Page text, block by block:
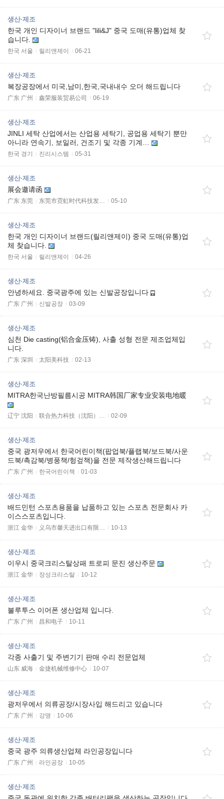
생산·제조
한국 개인 디자이너 브랜드 "lili&J" 중국 도매(유통)업체 찾
습니다.
한국 서울 릴리앤제이 06-21
생산·제조
복장공장에서 미국,남미,한국,국내내수 오더 해드립니다
广东 广州 鑫荣服装贸易公司 06-19
생산·제조
JINLI 세탁 산업에서는 산업용 세탁기, 공업용 세탁기 뿐만
아니라 연속기, 보일러, 건조기 및 각종 기계…
한국 경기 진리시스템 05-31
생산·제조
展会邀请函
广东 东莞 东莞市霓虹时代科技发… 05-10
생산·제조
한국 개인 디자이너 브랜드(릴리앤제이) 중국 도매(유통)업
체 찾습니다.
한국 서울 릴리앤제이 04-26
생산·제조
안녕하세요. 중국광주에 있는 신발공장입니다
广东 广州 신발공장 03-09
생산·제조
심천 Die casting(铝合金压铸), 사출 성형 전문 제조업체입
니다.
广东 深圳 太阳美科技 02-13
생산·제조
MITRA한국난방필름시공 MITRA韩国厂家专业安装电地暖
辽宁 沈阳 联合热力科技（沈阳）… 02-09
생산·제조
중국 광저우에서 한국어린이책(팝업북/플랩북/보드북/사운
드북/촉감북/병풍책/헝겊책)을 전문 제작생산해드립니다
广东 广州 한국어린이책 01-03
생산·제조
배드민턴 스포츠용품을 납품하고 있는 스포츠 전문회사 카
이스스포츠입니다.
浙江 金华 义乌市馨天进出口有限… 10-13
생산·제조
이우시 중국크리스탈상패 트로피 문진 생산주문
浙江 金华 장성크리스탈 10-12
생산·제조
불루투스 이어폰 생산업체 입니다.
广东 广州 昌和电子 10-11
생산·제조
각종 사출기 및 주변기기 판매 수리 전문업체
山东 威海 金捷机械维修中心 10-07
생산·제조
광저우에서 의류공장/시장사입 해드리고 있습니다
广东 广州 강명 10-06
생산·제조
중국 광주 의류생산업체 라인공장입니다
广东 广州 라인공장 10-05
생산·제조